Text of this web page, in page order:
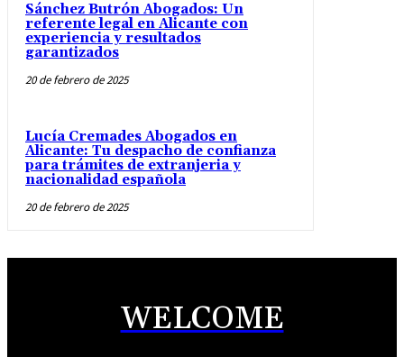
Sánchez Butrón Abogados: Un
referente legal en Alicante con
experiencia y resultados
garantizados
20 de febrero de 2025
Lucía Cremades Abogados en
Alicante: Tu despacho de confianza
para trámites de extranjeria y
nacionalidad española
20 de febrero de 2025
WELCOME